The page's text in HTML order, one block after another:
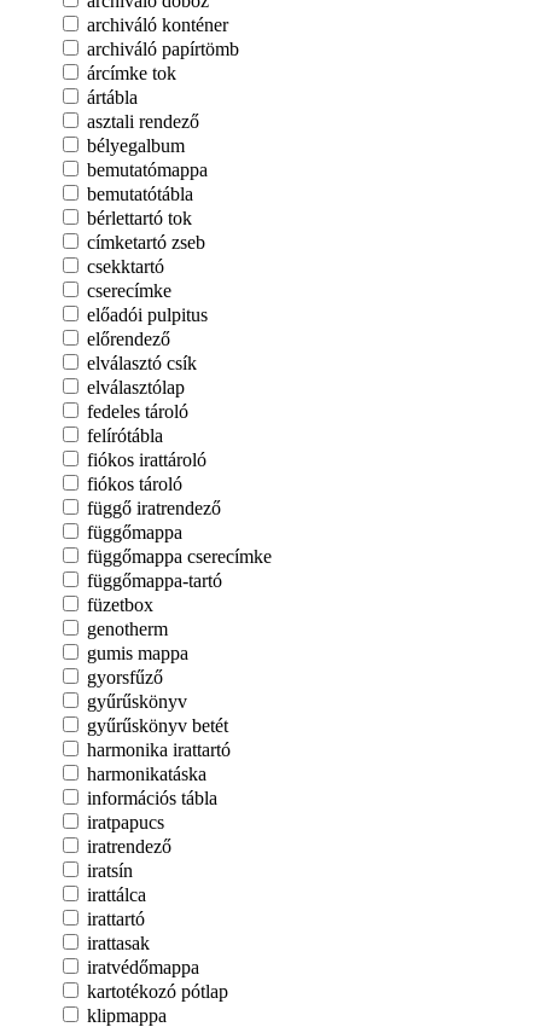
archiváló konténer
archiváló papírtömb
árcímke tok
ártábla
asztali rendező
bélyegalbum
bemutatómappa
bemutatótábla
bérlettartó tok
címketartó zseb
csekktartó
cserecímke
előadói pulpitus
előrendező
elválasztó csík
elválasztólap
fedeles tároló
felírótábla
fiókos irattároló
fiókos tároló
függő iratrendező
függőmappa
függőmappa cserecímke
függőmappa-tartó
füzetbox
genotherm
gumis mappa
gyorsfűző
gyűrűskönyv
gyűrűskönyv betét
harmonika irattartó
harmonikatáska
információs tábla
iratpapucs
iratrendező
iratsín
irattálca
irattartó
irattasak
iratvédőmappa
kartotékozó pótlap
klipmappa